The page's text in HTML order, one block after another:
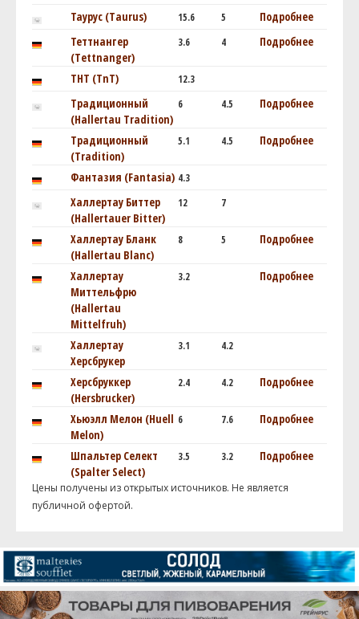
Таурус (Taurus)
15.6 5
Подробнее
Теттнангер
(Tettnanger)
3.6 4 Подробнее
ТНТ (TnT) 12.3
Традиционный
(Hallertau Tradition)
6 4.5 Подробнее
Традиционный
(Tradition)
5.1 4.5 Подробнее
Фантазия (Fantasia) 4.3
Халлертау Биттер
(Hallertauer Bitter)
12 7
Халлертау Бланк
(Hallertau Blanc)
8 5 Подробнее
Халлертау
Миттельфрю
(Hallertau
Mittelfruh)
3.2 Подробнее
Халлертау
Херсбрукер
3.1 4.2
Херсбруккер
(Hersbrucker)
2.4 4.2 Подробнее
Хьюэлл Мелон (Huell
Melon)
6 7.6 Подробнее
Шпальтер Селект
(Spalter Select)
3.5 3.2 Подробнее
Цены получены из открытых источников. Не является
публичной офертой.